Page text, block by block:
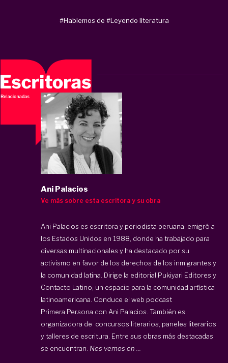
#Hablemos de #Leyendo literatura
Ani Palacios
Ve más sobre esta escritora y su obra
Ani Palacios es escritora y periodista peruana. emigró a
los Estados Unidos en 1988, donde ha trabajado para
diversas multinacionales y ha destacado por su
activismo en favor de los derechos de los inmigrantes y
la comunidad latina. Dirige la editorial Pukiyari Editores y
Contacto Latino , un espacio para la comunidad artística
latinoamericana. Conduce el web podcast
Primera Persona con Ani Palacios . También es
organizadora de concursos literarios, paneles literarios
y talleres de escritura. Entre sus obras más destacadas
se encuentran: Nos vemos en ...